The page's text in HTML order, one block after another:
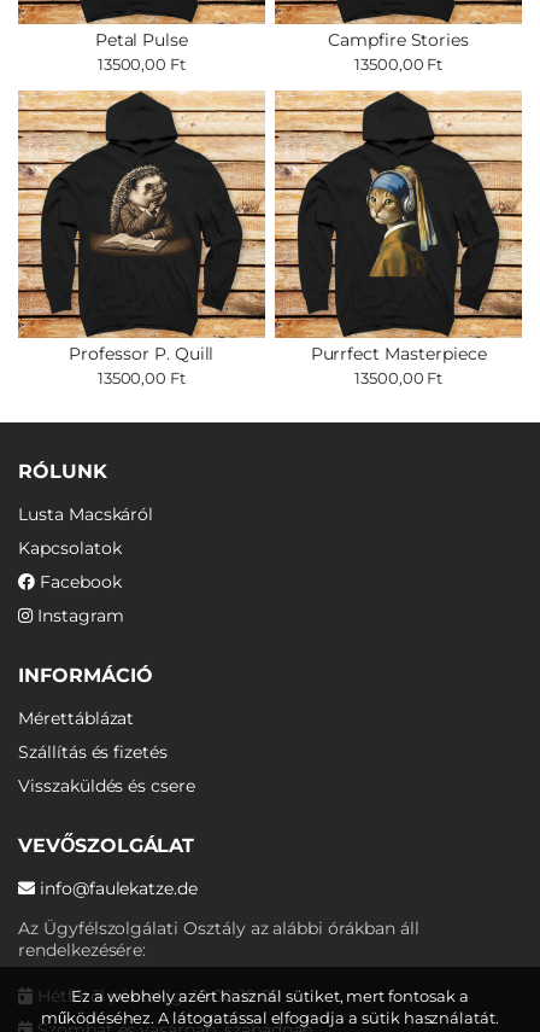
Petal Pulse
13500,00 Ft
Campfire Stories
13500,00 Ft
Professor P. Quill
13500,00 Ft
Purrfect Masterpiece
13500,00 Ft
RÓLUNK
Lusta Macskáról
Kapcsolatok
Facebook
Instagram
INFORMÁCIÓ
Mérettáblázat
Szállítás és fizetés
Visszaküldés és csere
VEVŐSZOLGÁLAT
info@faulekatze.de
Az Ügyfélszolgálati Osztály az alábbi órákban áll
rendelkezésére:
Hétfőtől péntekig: 10:00-19:00
Ez a webhely azért használ sütiket, mert fontosak a
működéséhez. A látogatással elfogadja a sütik használatát.